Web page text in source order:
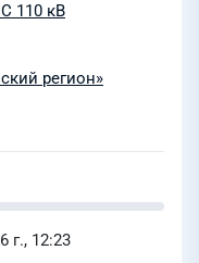
на
ПС 71
Хоругвино)
110 кВ
регион»
г., 12:23